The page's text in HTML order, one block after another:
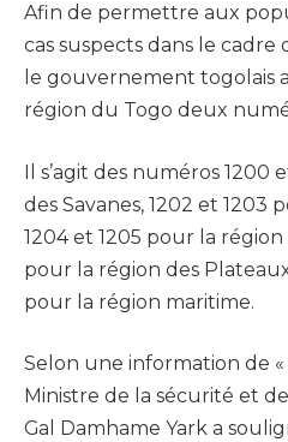
Afin de permettre aux
cas suspects dans le
le gouvernement togolais
région du Togo deux
Il s’agit des numéros 1200
des Savanes, 1202 et 1203
1204 et 1205 pour la
pour la région des
pour la région maritime.
Selon une information de
Ministre de la sécurité et
Gal Damhame Yark a